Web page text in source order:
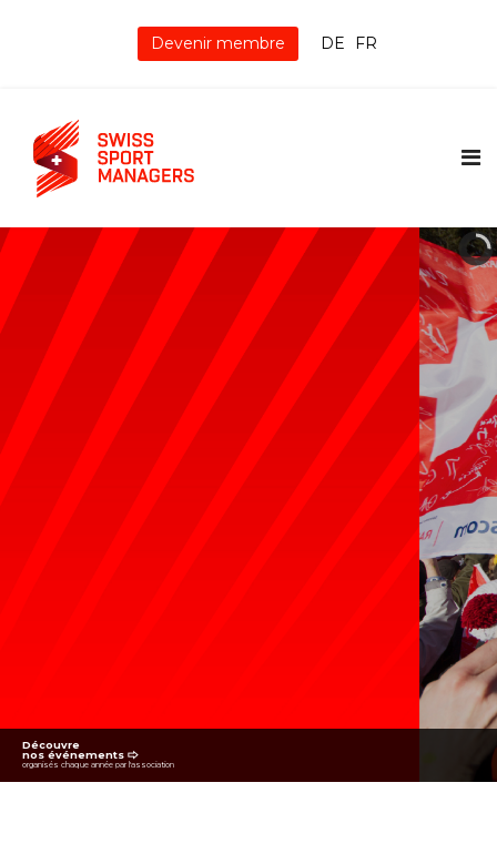
Devenir membre DE FR
Découvre
nos événements 🢥
organisés chaque année par l'association